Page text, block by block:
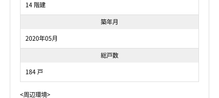
14 階建
築年月
2020年05月
総戸数
184 戸
<周辺環境>